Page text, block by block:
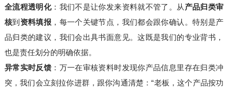
全流程透明化：我们不是让你发来资料就不管了。从 产品归类审
核到 资料填报 ，每一个关键节点，我们都会跟你确认。特别是产
品归类的建议，我们会出具书面意见。这既是我们的专业背书，
也是责任划分的明确依据。
异常实时反馈：万一在审核资料时发现你产品信息里存在归类冲
突，我们会立刻拉你进群，跟你沟通清楚：“老板，这个产品按功